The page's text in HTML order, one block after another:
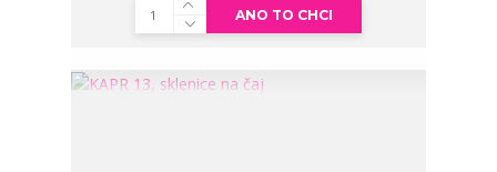
ANO TO CHCI